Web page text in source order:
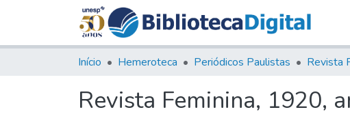
Início Hemeroteca Periódicos Paulistas Revista
Revista Feminina, 1920,